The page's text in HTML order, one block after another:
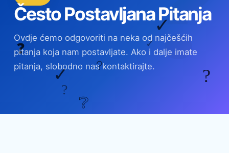
Često Postavljana Pitanja
Ovdje ćemo odgovoriti na neka od najčešćih
pitanja koja nam postavljate. Ako i dalje imate
pitanja, slobodno nas kontaktirajte.